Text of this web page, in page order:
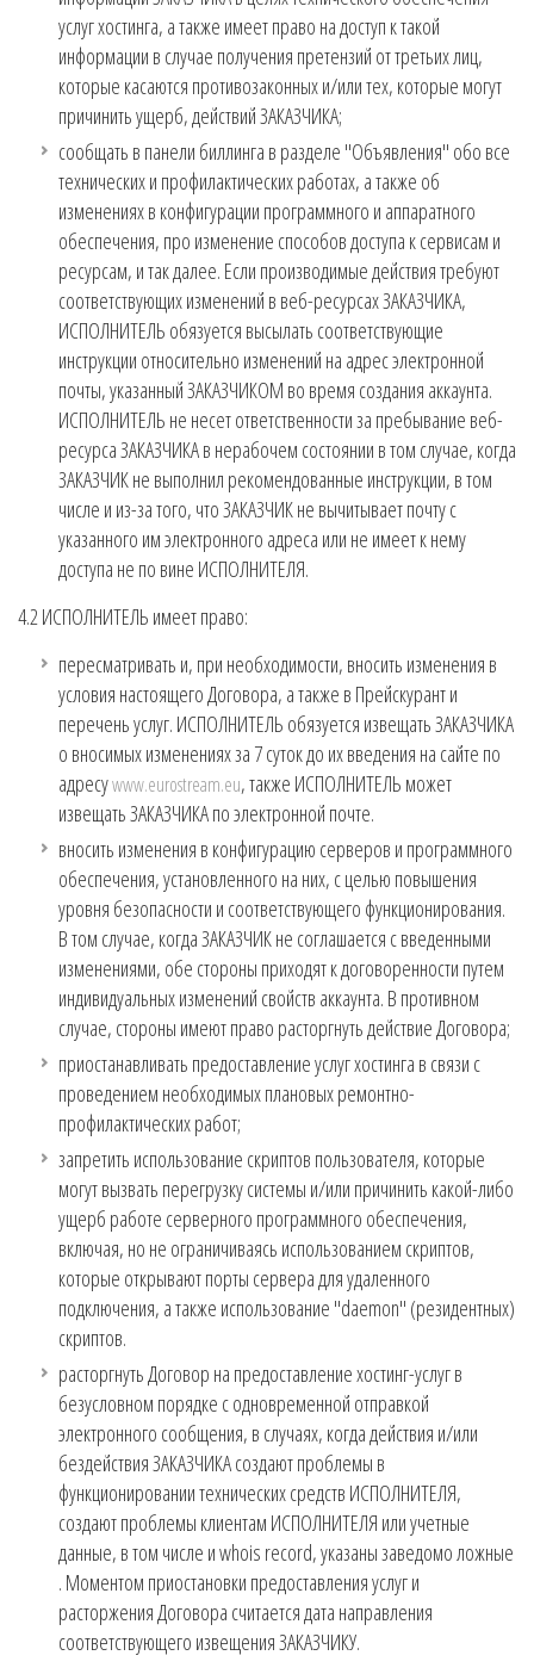
услуг хостинга, а также имеет право на доступ к такой
информации в случае получения претензий от третьих лиц,
которые касаются противозаконных и/или тех, которые могут
причинить ущерб, действий ЗАКАЗЧИКА;
сообщать в панели биллинга в разделе "Объявления" обо все
технических и профилактических работах, а также об
изменениях в конфигурации программного и аппаратного
обеспечения, про изменение способов доступа к сервисам и
ресурсам, и так далее. Если производимые действия требуют
соответствующих изменений в веб-ресурсах ЗАКАЗЧИКА,
ИСПОЛНИТЕЛЬ обязуется высылать соответствующие
инструкции относительно изменений на адрес электронной
почты, указанный ЗАКАЗЧИКОМ во время создания аккаунта.
ИСПОЛНИТЕЛЬ не несет ответственности за пребывание веб-
ресурса ЗАКАЗЧИКА в нерабочем состоянии в том случае, когда
ЗАКАЗЧИК не выполнил рекомендованные инструкции, в том
числе и из-за того, что ЗАКАЗЧИК не вычитывает почту с
указанного им электронного адреса или не имеет к нему
доступа не по вине ИСПОЛНИТЕЛЯ.
4.2 ИСПОЛНИТЕЛЬ имеет право:
пересматривать и, при необходимости, вносить изменения в
условия настоящего Договора, а также в Прейскурант и
перечень услуг. ИСПОЛНИТЕЛЬ обязуется извещать ЗАКАЗЧИКА
о вносимых изменениях за 7 суток до их введения на сайте по
адресуwww.eurostream.eu, также ИСПОЛНИТЕЛЬ может
извещать ЗАКАЗЧИКА по электронной почте.
вносить изменения в конфигурацию серверов и программного
обеспечения, установленного на них, с целью повышения
уровня безопасности и соответствующего функционирования.
В том случае, когда ЗАКАЗЧИК не соглашается с введенными
изменениями, обе стороны приходят к договоренности путем
индивидуальных изменений свойств аккаунта. В противном
случае, стороны имеют право расторгнуть действие Договора;
приостанавливать предоставление услуг хостинга в связи с
проведением необходимых плановых ремонтно-
профилактических работ;
запретить использование скриптов пользователя, которые
могут вызвать перегрузку системы и/или причинить какой-либо
ущерб работе серверного программного обеспечения,
включая, но не ограничиваясь использованием скриптов,
которые открывают порты сервера для удаленного
подключения, а также использование "daemon" (резидентных)
скриптов.
расторгнуть Договор на предоставление хостинг-услуг в
безусловном порядке с одновременной отправкой
электронного сообщения, в случаях, когда действия и/или
бездействия ЗАКАЗЧИКА создают проблемы в
функционировании технических средств ИСПОЛНИТЕЛЯ,
создают проблемы клиентам ИСПОЛНИТЕЛЯ или учетные
данные, в том числе и whois record, указаны заведомо ложные
. Моментом приостановки предоставления услуг и
расторжения Договора считается дата направления
соответствующего извещения ЗАКАЗЧИКУ.